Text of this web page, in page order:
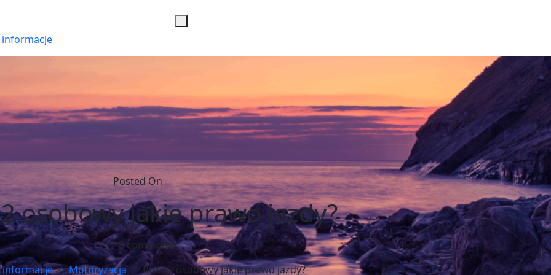
Posted On
osobowy jakie prawo jazdy?
0 comments
>>Motoryzacja>> Bus 12 osobowy jakie prawo jazdy?